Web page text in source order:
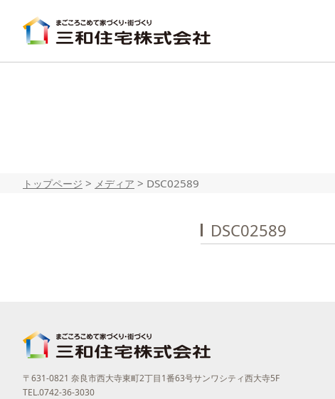
トップページ > メディア > DSC02589
DSC02589
〒631-0821 奈良市西大寺東町2丁目1番63号サンワシティ西大寺5F
TEL.0742-36-3030